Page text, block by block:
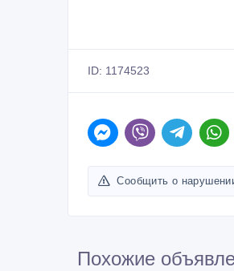
ID: 1174523
Сообщить о
Похожие